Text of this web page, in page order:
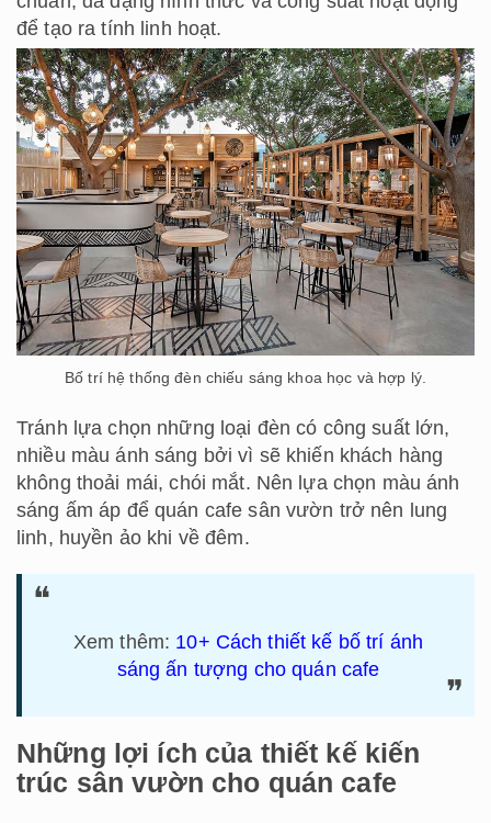
để tạo ra tính linh hoạt.
Bố trí hệ thống đèn chiếu sáng khoa học và hợp lý.
Tránh lựa chọn những loại đèn có công suất lớn,
nhiều màu ánh sáng bởi vì sẽ khiến khách hàng
không thoải mái, chói mắt. Nên lựa chọn màu ánh
sáng ấm áp để quán cafe sân vườn trở nên lung
linh, huyền ảo khi về đêm.
Xem thêm: 10+ Cách thiết kế bố trí ánh
sáng ấn tượng cho quán cafe
Những lợi ích của thiết kế kiến
trúc sân vườn cho quán cafe